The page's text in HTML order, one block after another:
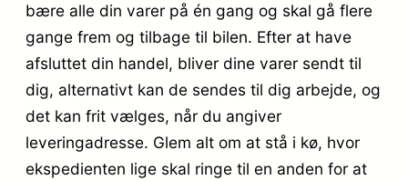
bære alle din varer på én gang og skal gå flere
gange frem og tilbage til bilen. Efter at have
afsluttet din handel, bliver dine varer sendt til
dig, alternativt kan de sendes til dig arbejde, og
det kan frit vælges, når du angiver
leveringadresse. Glem alt om at stå i kø, hvor
ekspedienten lige skal ringe til en anden for at